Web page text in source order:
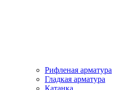
Рифленая арматура
Гладкая арматура
Катанка